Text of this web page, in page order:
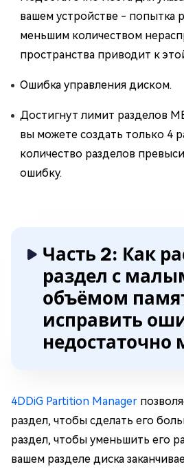
вашем устройстве - попытка
меньшим количеством
пространства приводит к
Ошибка управления диском.
Достигнут лимит разделов
вы можете создать только 4
количество разделов
ошибку.
Часть 2: Как
раздел с
объёмом
исправить
недостаточно
4DDiG Partition Manager
раздел, чтобы сделать его
раздел, чтобы уменьшить его
вашем разделе диска